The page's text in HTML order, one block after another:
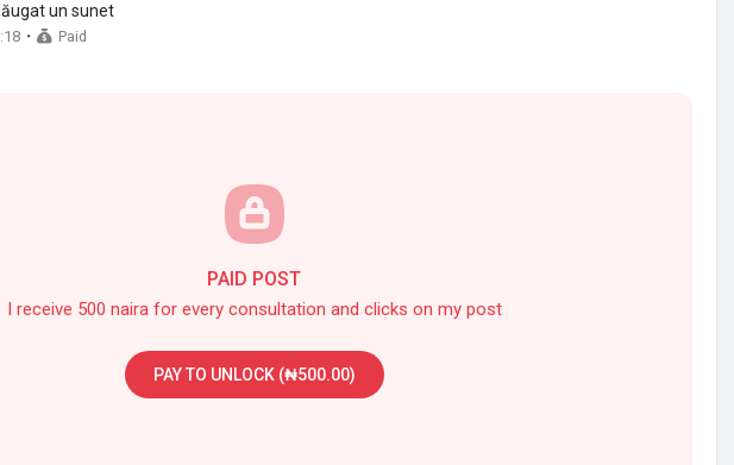
un sunet
· Paid
PAID POST
I receive 500 naira for every consultation and clicks on my post
PAY TO UNLOCK (₦500.00)